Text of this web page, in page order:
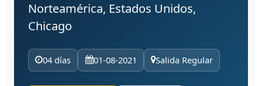
Norteamérica, Estados Unidos,
Chicago
04 días 01-08-2021 Salida Regular